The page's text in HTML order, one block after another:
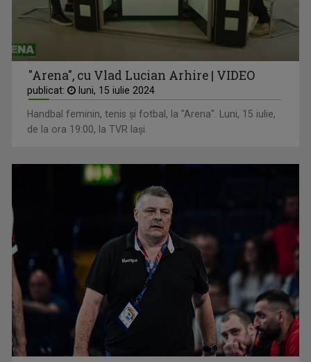
"Arena", cu Vlad Lucian Arhire | VIDEO
publicat: luni, 15 iulie 2024
Handbal feminin, tenis și fotbal, la "Arena". Luni, 15 iulie,
de la ora 19:00, la TVR Iași.